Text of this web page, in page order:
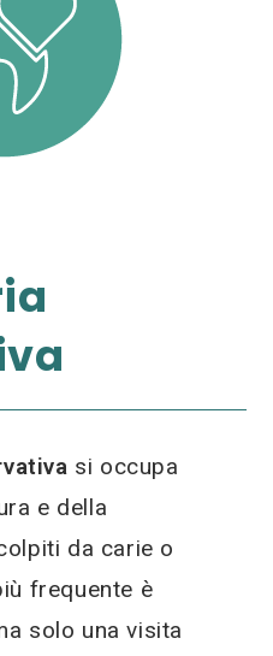
si occupa
e della
da carie o
frequente è
solo una visita